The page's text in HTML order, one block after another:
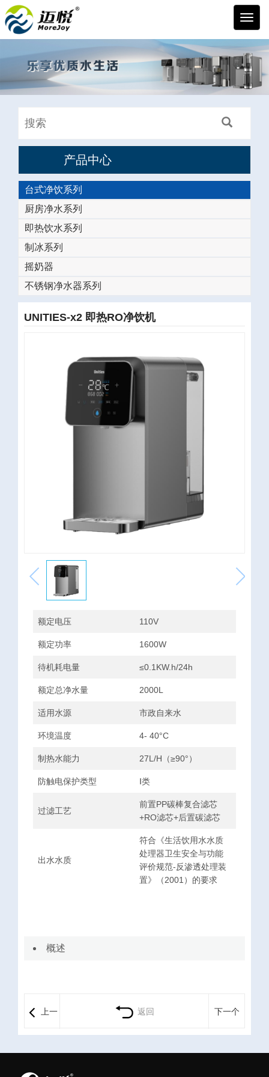
迈悦
产品中心
台式净饮系列
厨房净水系列
即热饮水系列
制冰系列
摇奶器
不锈钢净水器系列
UNITIES-x2 即热RO净饮机
额定电压 110V
额定功率 1600W
待机耗电量 ≤0.1KW.h/24h
额定总净水量 2000L
适用水源 市政自来水
环境温度 4- 40°C
制热水能力 27L/H（≥90°）
防触电保护类型 Ⅰ类
过滤工艺
前置PP碳棒复合滤芯
+RO滤芯+后置碳滤芯
出水水质
符合《生活饮用水水质
处理器卫生安全与功能
评价规范-反渗透处理装
置》（2001）的要求
概述
上一 返回 下一个